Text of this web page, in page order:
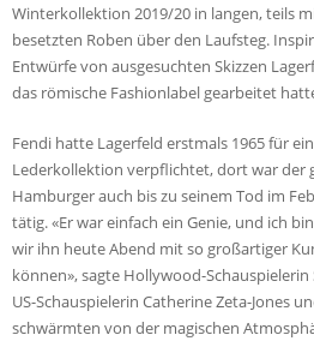
Winterkollektion 2019/20 in langen, teils
besetzten Roben über den Laufsteg.
Entwürfe von ausgesuchten Skizzen
das römische Fashionlabel gearbeitet
Fendi hatte Lagerfeld erstmals 1965 für
Lederkollektion verpflichtet, dort war der
Hamburger auch bis zu seinem Tod im
tätig. «Er war einfach ein Genie, und ich
wir ihn heute Abend mit so großartiger
können», sagte Hollywood-Schauspielerin
US-Schauspielerin Catherine Zeta-Jones
schwärmten von der magischen